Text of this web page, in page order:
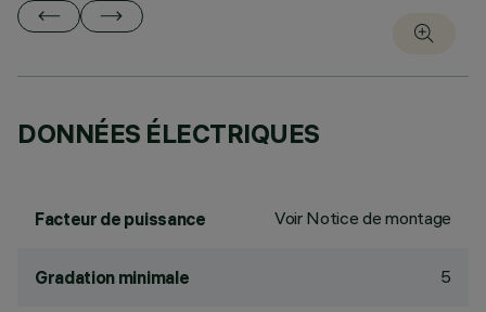
DONNÉES ÉLECTRIQUES
Facteur de puissance Voir Notice de montage
Gradation minimale 5